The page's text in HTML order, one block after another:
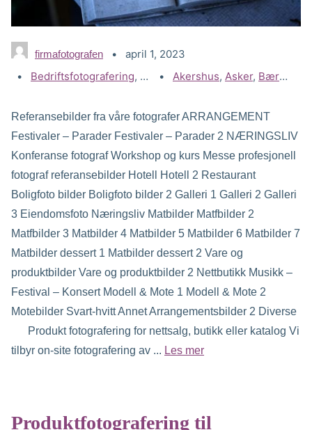
firmafotografen
april 1, 2023
Kategorier:
Bedriftsfotografering, Gallerier,Næringsliv - kommersiell
Stikkord:
Akershus, Asker, Bærum
Referansebilder fra våre fotografer ARRANGEMENT
Festivaler – Parader Festivaler – Parader 2 NÆRINGSLIV
Konferanse fotograf Workshop og kurs Messe profesjonell
fotograf referansebilder Hotell Hotell 2 Restaurant
Boligfoto bilder Boligfoto bilder 2 Galleri 1 Galleri 2 Galleri
3 Eiendomsfoto Næringsliv Matbilder Matfbilder 2
Matfbilder 3 Matbilder 4 Matbilder 5 Matbilder 6 Matbilder 7
Matbilder dessert 1 Matbilder dessert 2 Vare og
produktbilder Vare og produktbilder 2 Nettbutikk Musikk –
Festival – Konsert Modell & Mote 1 Modell & Mote 2
Motebilder Svart-hvitt Annet Arrangementsbilder 2 Diverse
Produkt fotografering for nettsalg, butikk eller katalog Vi
tilbyr on-site fotografering av ... Les mer
Produktfotografering til